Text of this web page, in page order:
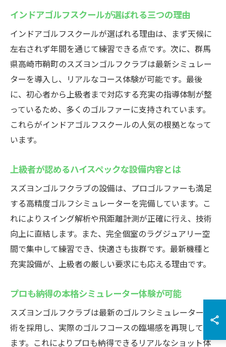
インドアゴルフスクールが選ばれる三つの理由
インドアゴルフスクールが選ばれる理由は、まず天候に
左右されず年間を通じて練習できる点です。次に、群馬
県高崎市鞘町のスズヨンゴルフクラブは最新シミュレー
ターを導入し、リアルなコース体験が可能です。最後
に、初心者から上級者まで対応する充実の指導体制が整
っているため、多くのゴルファーに支持されています。
これらがインドアゴルフスクールの人気の根拠となって
います。
上級者が認めるハイスペックな設備内容とは
スズヨンゴルフクラブの設備は、プロゴルファーも満足
する高精度ゴルフシミュレーターを完備しています。こ
れによりスイング解析や飛距離計測が正確に行え、技術
向上に直結します。また、完全個室のラグジュアリー空
間で集中して練習でき、快適さも抜群です。最新機種と
充実設備が、上級者の厳しい要求にも応える理由です。
プロも納得の本格シミュレーター体験が可能
スズヨンゴルフクラブは最新のゴルフシミュレーター技
術を採用し、実際のゴルフコースの臨場感を再現してい
ます。これによりプロも納得できるリアルなショット体